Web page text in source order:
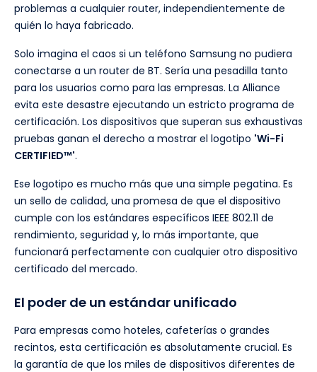
problemas a cualquier router, independientemente de
quién lo haya fabricado.
Solo imagina el caos si un teléfono Samsung no pudiera
conectarse a un router de BT. Sería una pesadilla tanto
para los usuarios como para las empresas. La Alliance
evita este desastre ejecutando un estricto programa de
certificación. Los dispositivos que superan sus exhaustivas
pruebas ganan el derecho a mostrar el logotipo 'Wi-Fi
CERTIFIED™'.
Ese logotipo es mucho más que una simple pegatina. Es
un sello de calidad, una promesa de que el dispositivo
cumple con los estándares específicos IEEE 802.11 de
rendimiento, seguridad y, lo más importante, que
funcionará perfectamente con cualquier otro dispositivo
certificado del mercado.
El poder de un estándar unificado
Para empresas como hoteles, cafeterías o grandes
recintos, esta certificación es absolutamente crucial. Es
la garantía de que los miles de dispositivos diferentes de